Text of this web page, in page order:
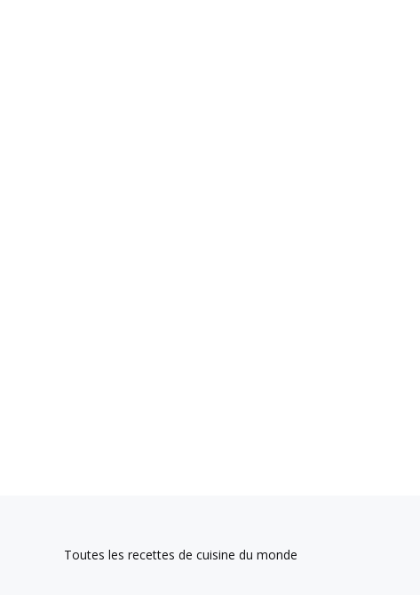
Toutes les recettes de cuisine du monde